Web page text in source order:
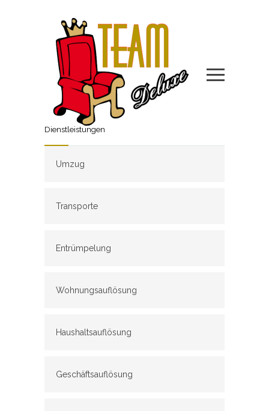
Dienstleistungen
Umzug
Transporte
Entrümpelung
Wohnungsauflösung
Haushaltsauflösung
Geschäftsauflösung